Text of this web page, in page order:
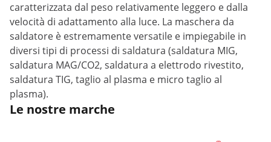
caratterizzata dal peso relativamente leggero e dalla
velocità di adattamento alla luce. La maschera da
saldatore è estremamente versatile e impiegabile in
diversi tipi di processi di saldatura (saldatura MIG,
saldatura MAG/CO2, saldatura a elettrodo rivestito,
saldatura TIG, taglio al plasma e micro taglio al
plasma).
Le nostre marche